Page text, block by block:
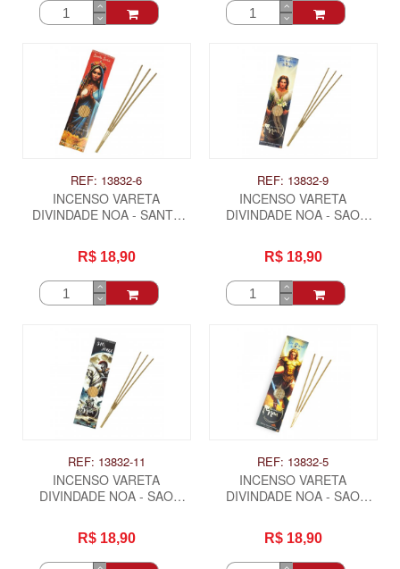
REF: 13832-6
INCENSO VARETA
DIVINDADE NOA - SANTA
R$ 18,90
REF: 13832-9
INCENSO VARETA
DIVINDADE NOA - SAO
R$ 18,90
REF: 13832-11
INCENSO VARETA
DIVINDADE NOA - SAO
R$ 18,90
REF: 13832-5
INCENSO VARETA
DIVINDADE NOA - SAO
R$ 18,90